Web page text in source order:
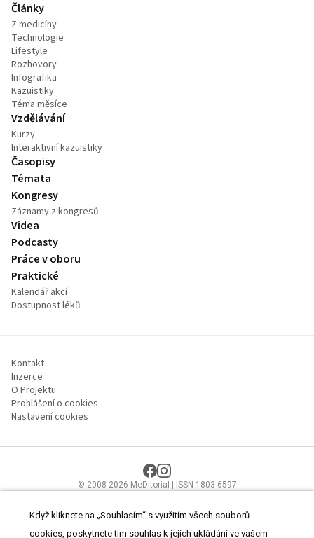
Články
Z medicíny
Technologie
Lifestyle
Rozhovory
Infografika
Kazuistiky
Téma měsíce
Vzdělávání
Kurzy
Interaktivní kazuistiky
Časopisy
Témata
Kongresy
Záznamy z kongresů
Videa
Podcasty
Práce v oboru
Praktické
Kalendář akcí
Dostupnost léků
Kontakt
Inzerce
O Projektu
Prohlášení o cookies
Nastavení cookies
© 2008-2026 MeDitorial | ISSN 1803-6597
zdravotnictví.Čtěte prohlášeníaZásady zpracování osobních údajů
Když kliknete na „Souhlasím“ s využitím všech souborů
cookies, poskytnete tím souhlas k jejich ukládání ve vašem